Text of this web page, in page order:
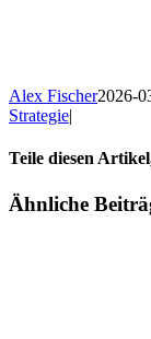
Alex Fischer2026-
Strategie|
Teile diesen
Facebook
Twitter
Reddit
LinkedIn
Tumblr
Pinterest
Vk
E-
Ähnliche